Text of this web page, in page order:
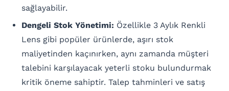
sağlayabilir.
Dengeli Stok Yönetimi: Özellikle 3 Aylık Renkli
Lens gibi popüler ürünlerde, aşırı stok
maliyetinden kaçınırken, aynı zamanda müşteri
talebini karşılayacak yeterli stoku bulundurmak
kritik öneme sahiptir. Talep tahminleri ve satış